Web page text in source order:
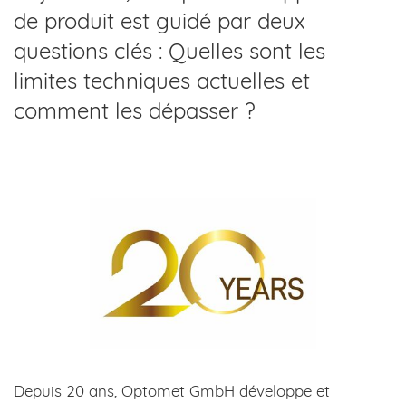
de produit est guidé par deux
questions clés : Quelles sont les
limites techniques actuelles et
comment les dépasser ?
Depuis 20 ans, Optomet GmbH développe et